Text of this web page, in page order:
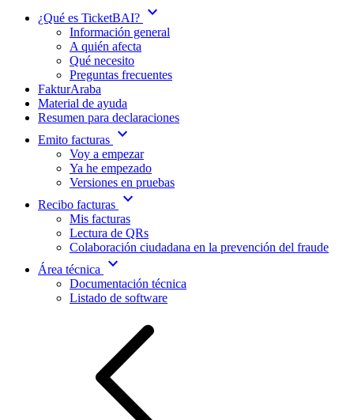
¿Qué es TicketBAI? expand_more
Información general
A quién afecta
Qué necesito
Preguntas frecuentes
FakturAraba
Material de ayuda
Resumen para declaraciones
Emito facturas expand_more
Voy a empezar
Ya he empezado
Versiones en pruebas
Recibo facturas expand_more
Mis facturas
Lectura de QRs
Colaboración ciudadana en la prevención del fraude
Área técnica
expand_more
Documentación técnica
Listado de software